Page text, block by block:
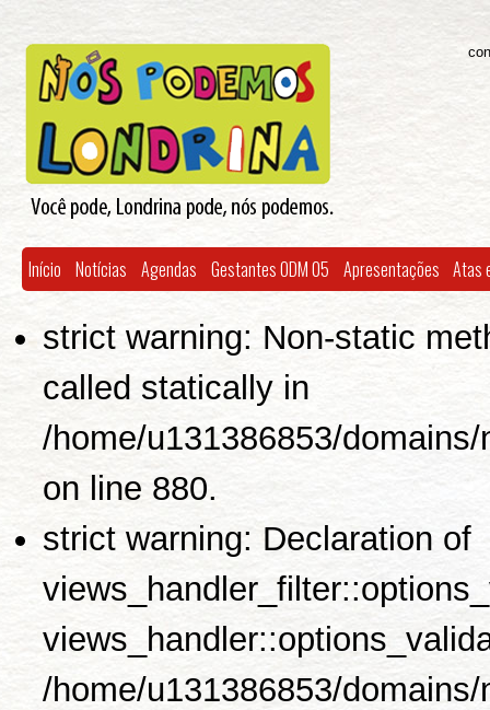
content
Início Notícias Agendas Gestantes ODM 05 Apresentações Atas
strict warning: Non-static
called statically in
/home/u131386853/
on line 880.
strict warning: Declaration of
/home/u131386853/